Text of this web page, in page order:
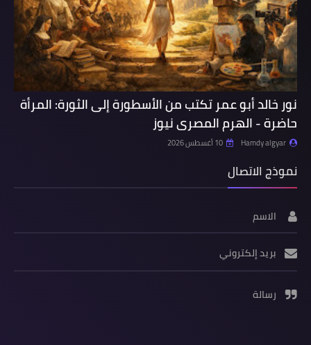
نور خالد أبو عمر تكتب من الأسطورة إلى الثورة: المرأة
حاضرة - الهرم المصرى نيوز
Hamdy algyar 10 أغسطس 2026
نموذج الاتصال
الاسم
بريد إلكتروني
رسالة